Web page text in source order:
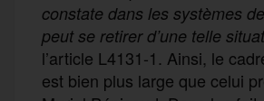
constate dans les systèmes
peut se retirer d’une telle
l’article L4131-1. Ainsi, le
est bien plus large que celui